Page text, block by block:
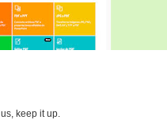
keep it up.